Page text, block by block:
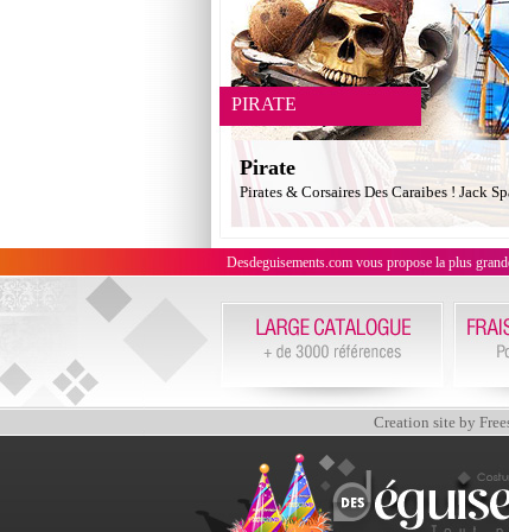
PIRATE
Pirate
Pirates & Corsaires Des Caraibes ! Jack
Desdeguisements.com vous propose la plus
Creation site by